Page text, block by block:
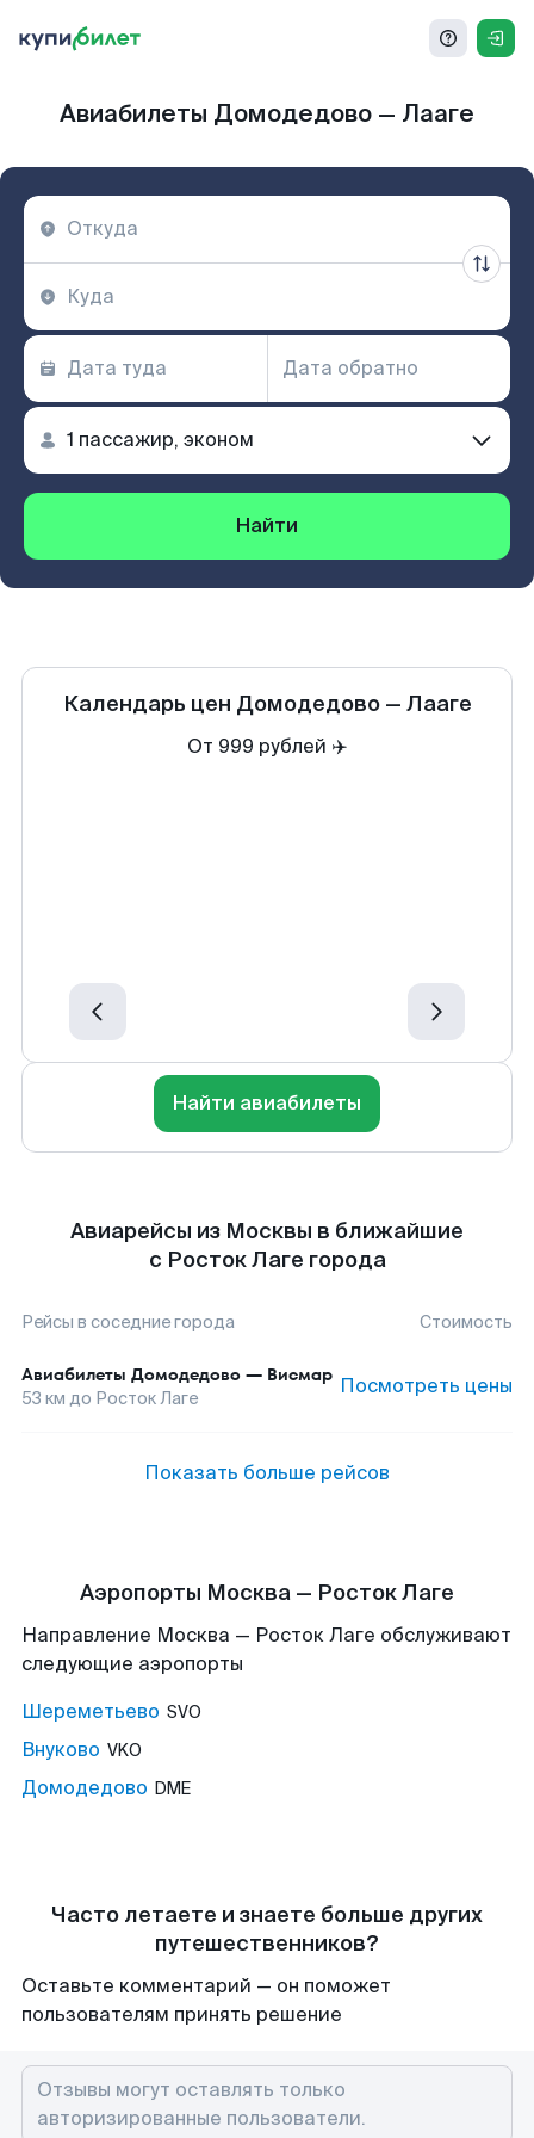
Авиабилеты Домодедово — Лааге
Найти
Календарь цен Домодедово— Лааге
От 999 рублей ✈️
Найти авиабилеты
Авиарейсы из Москвы в ближайшие
с Росток Лаге города
Рейсы в соседние города Стоимость
Авиабилеты Домодедово — Висмар
53 км до Росток Лаге Посмотреть цены
Показать больше рейсов
Аэропорты Москва — Росток Лаге
Направление Москва — Росток Лаге обслуживают
следующие аэропорты
Шереметьево SVO
Внуково VKO
Домодедово DME
Часто летаете и знаете больше других
путешественников?
Оставьте комментарий — он поможет
пользователям принять решение